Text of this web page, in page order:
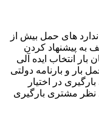
های حمل بیش از
به پیشنهاد کردن
انتخاب ایده آلی
و بارنامه دولتی
در اختیار
نظر مشتری بارگیری